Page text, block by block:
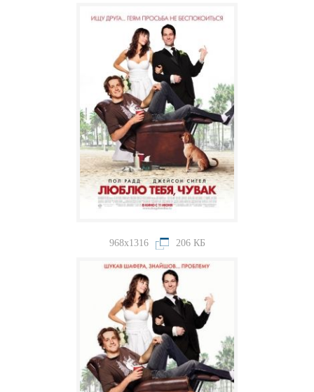
968x1316 206 КБ